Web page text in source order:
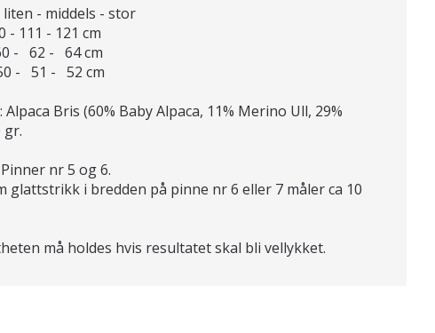
- middels - stor
- 111 - 121 cm
- 62 - 64 cm
- 51 - 52 cm
Alpaca Bris (60% Baby Alpaca, 11% Merino Ull, 29%
gr.
nr 5 og 6.
glattstrikk i bredden på pinne nr 6 eller 7 måler ca 10
må holdes hvis resultatet skal bli vellykket.